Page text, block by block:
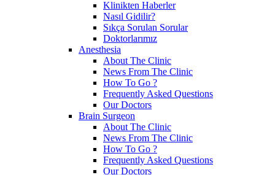
Klinikten Haberler
Nasıl Gidilir?
Sıkça Sorulan Sorular
Doktorlarımız
Anesthesia
About The Clinic
News From The Clinic
How To Go ?
Frequently Asked Questions
Our Doctors
Brain Surgeon
About The Clinic
News From The Clinic
How To Go ?
Frequently Asked Questions
Our Doctors